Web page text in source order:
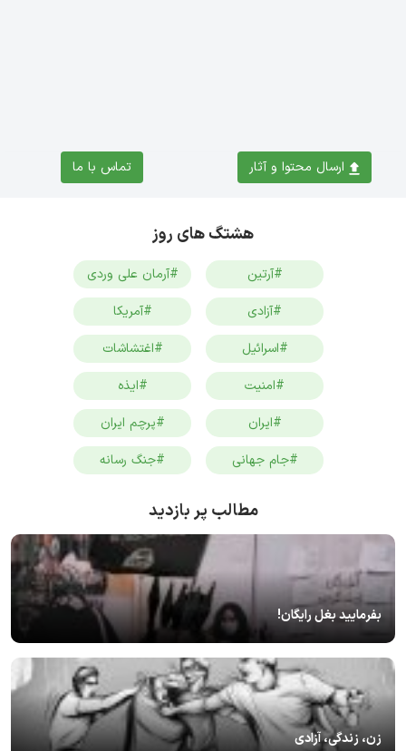
ارسال محتوا و آثار تماس با ما
هشتگ های روز
#آرتین
#آرمان علی وردی
#آزادی
#آمریکا
#اسرائیل
#اغتشاشات
#امنیت
#ایذه
#ایران
#پرچم ایران
#جام جهانی
#جنگ رسانه
مطالب پر بازدید
بفرمایید بغل رایگان!
زن، زندگی، آزادی